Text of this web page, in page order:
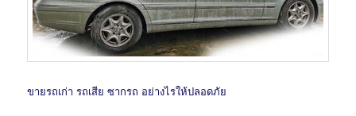
ขายรถเก่า รถเสีย ซากรถ อย่างไรให้ปลอดภัย